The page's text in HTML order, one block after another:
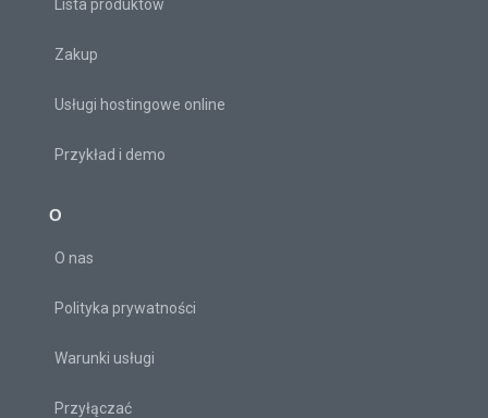
Lista produktów
Zakup
Usługi hostingowe online
Przykład i demo
O
O nas
Polityka prywatności
Warunki usługi
Przyłączać